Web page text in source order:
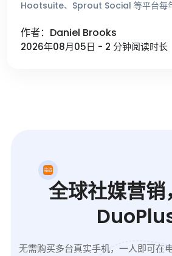
Hootsuite、Sprout Social 等平台每
作者：Daniel Brooks
2026年08月05日 - 2 分钟阅读时长
全球社媒营销
无需购买多台真实手机，一人即可在